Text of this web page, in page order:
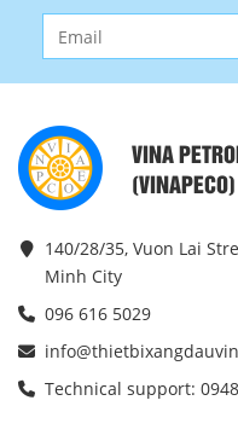
VINA
(VINAPECO)
140/28/35, Vuon Lai
Minh City
096 616 5029
Technical support: